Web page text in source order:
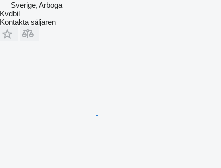
Sverige, Arboga
Kvdbil
Kontakta säljaren